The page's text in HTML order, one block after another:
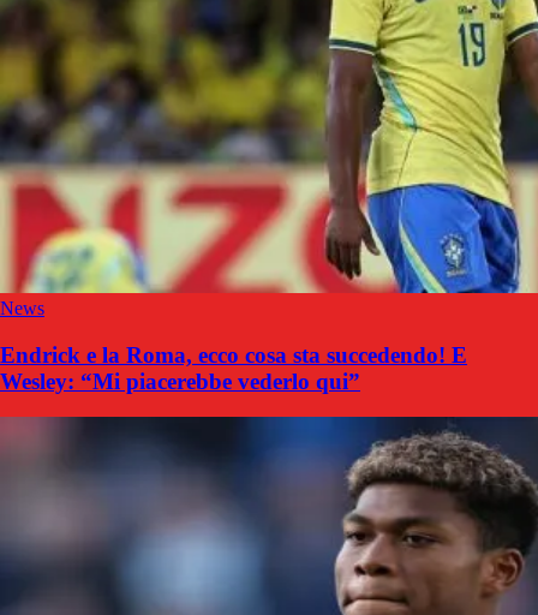
News
Endrick e la Roma, ecco cosa sta succedendo! E
Wesley: “Mi piacerebbe vederlo qui”